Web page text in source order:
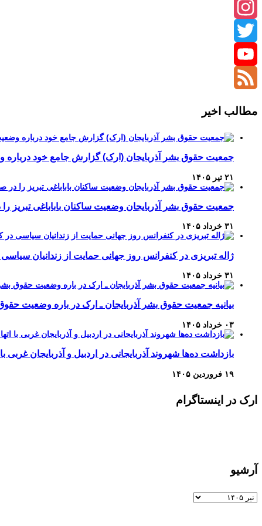
Instagram
Twitter
YouTube
مطالب اخیر
جمعیت حقوق بشر آذربایجان (ارک) گزارش جامع خود درباره
۲۱ تیر ۱۴۰۵
جمعیت حقوق بشر آذربایجان وضعیت ساکنان باباباغی
۳۱ خرداد ۱۴۰۵
ژاله تبریزی در کنفرانس روز جهانی حمایت از زندانیان
۳۱ خرداد ۱۴۰۵
بیانیه جمعیت حقوق بشر آذربایجان ـ ارک در باره وضعیت
۰۳ خرداد ۱۴۰۵
بازداشت ده‌ها شهروند آذربایجانی در اردبیل و آذربایجان غربی
۱۹ فروردین ۱۴۰۵
ارک در اینستاگرام
آرشیو
آرشیو